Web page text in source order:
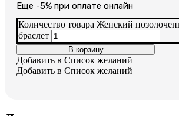
Еще -5% при оплате онлайн
Количество товара Женский
браслет
В корзину
Добавить в Список желаний
Добавить в Список желаний